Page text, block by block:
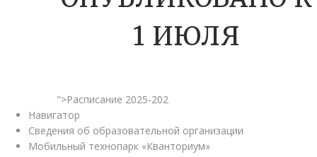
1 ИЮЛЯ
">Расписание 2025-202
Навигатор
Сведения об образовательной организации
Мобильный технопарк «Кванториум»